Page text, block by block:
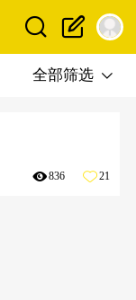
全部筛选
836 21